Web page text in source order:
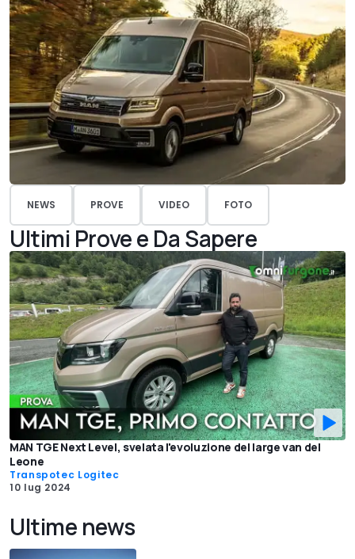
NEWS PROVE VIDEO FOTO
Ultimi Prove e Da Sapere
MAN TGE Next Level, svelata l'evoluzione del large van del
Leone
Transpotec Logitec
10 lug 2024
Ultime news